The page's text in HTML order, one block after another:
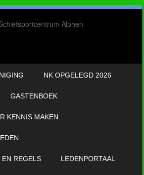
NK OPGELEGD 2026
GASTENBOEK
KENNIS MAKEN
REGELS LEDENPORTAAL